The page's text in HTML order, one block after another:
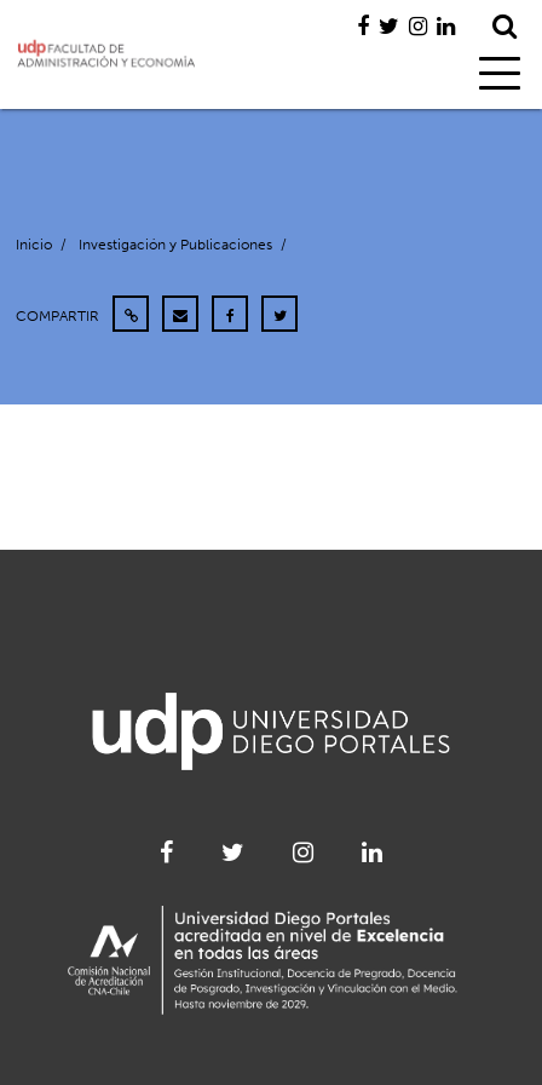
Inicio / Investigación y Publicaciones /
COMPARTIR